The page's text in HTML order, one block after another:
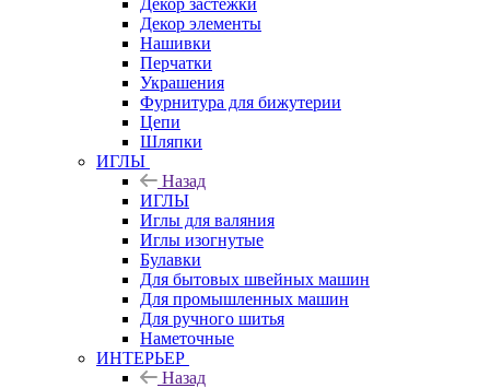
Декор застежки
Декор элементы
Нашивки
Перчатки
Украшения
Фурнитура для бижутерии
Цепи
Шляпки
ИГЛЫ
Назад
ИГЛЫ
Иглы для валяния
Иглы изогнутые
Булавки
Для бытовых швейных машин
Для промышленных машин
Для ручного шитья
Наметочные
ИНТЕРЬЕР
Назад